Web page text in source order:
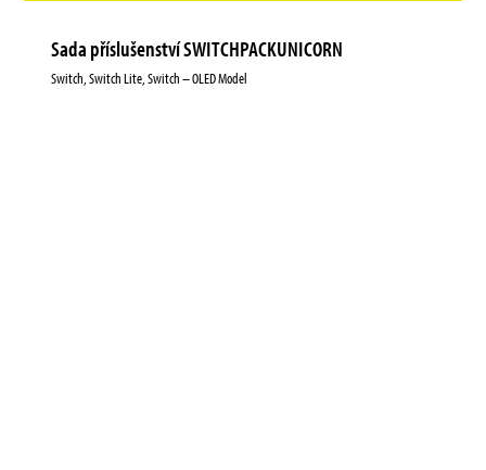
Sada příslušenství SWITCHPACKUNICORN
Switch, Switch Lite, Switch – OLED Model